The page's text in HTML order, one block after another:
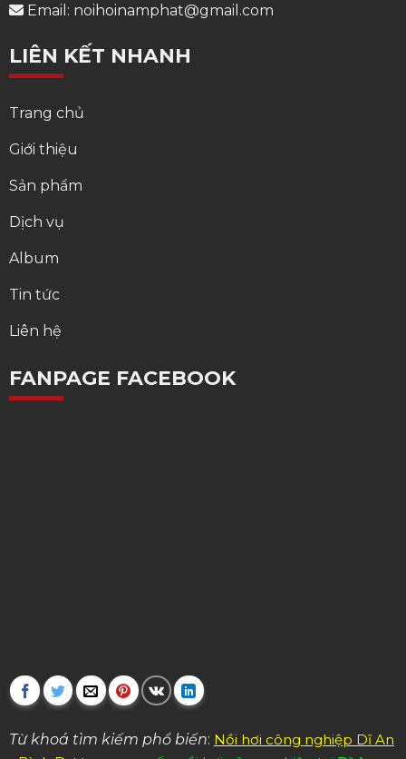
Email: noihoinamphat@gmail.com
LIÊN KẾT NHANH
Trang chủ
Giới thiệu
Sản phẩm
Dịch vụ
Album
Tin tức
Liên hệ
FANPAGE FACEBOOK
Từ khoá tìm kiếm phổ biến: Nồi hơi công nghiệp Dĩ An